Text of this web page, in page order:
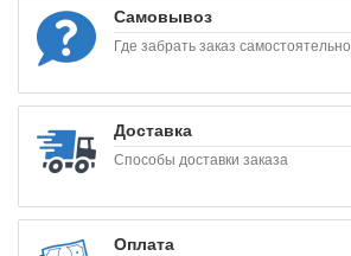
Самовывоз
Где забрать заказ самостоятельно
Доставка
Способы доставки заказа
Оплата